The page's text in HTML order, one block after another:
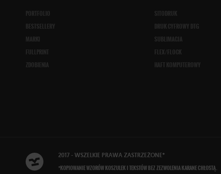
PORTFOLIO
BESTSELLERY
MARKI
FULLPRINT
ZDOBIENIA
SITODRUK
DRUK CYFROWY DTG
SUBLIMACJA
FLEX/FLOCK
HAFT KOMPUTEROWY
2017 - WSZELKIE PRAWA ZASTRZEŻONE*
*KOPIOWANIE WZORÓW KOSZULEK I TEKSTÓW BEZ ZEZWOLENIA KARANE CHŁOSTĄ.